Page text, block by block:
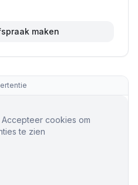
maken
cookies om
te zien